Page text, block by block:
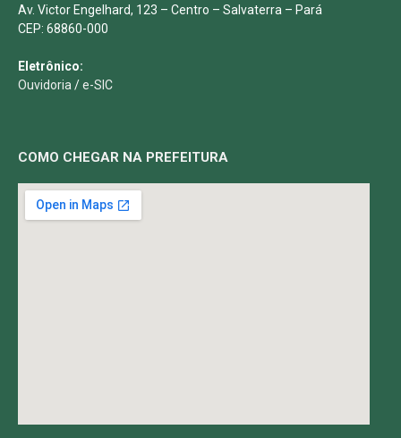
Av. Victor Engelhard, 123 – Centro – Salvaterra – Pará
CEP: 68860-000
Eletrônico:
Ouvidoria /e-SIC
COMO CHEGAR NA PREFEITURA